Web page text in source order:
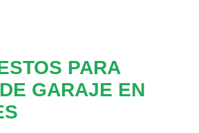
PARA
GARAJE EN